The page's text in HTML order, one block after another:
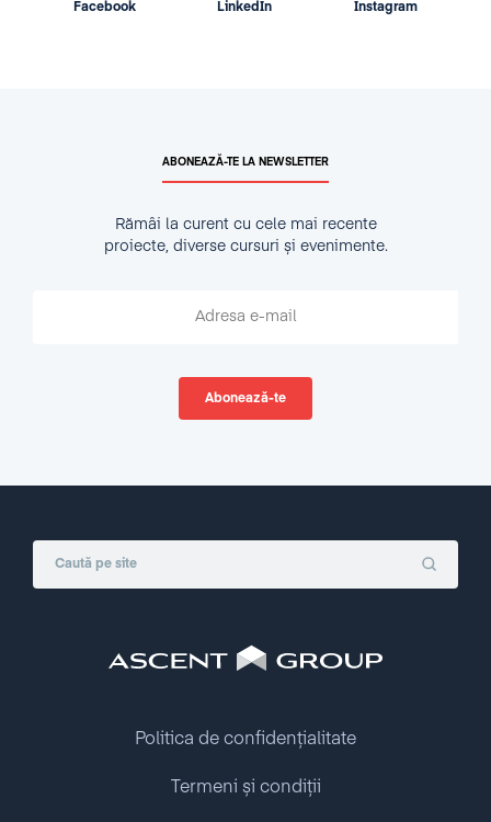
ABONEAZĂ-TE LA NEWSLETTER
Rămâi la curent cu cele mai recente
proiecte, diverse cursuri și evenimente.
Facebook LinkedIn Instagram
Politica de confidențialitate
Termeni și condiții